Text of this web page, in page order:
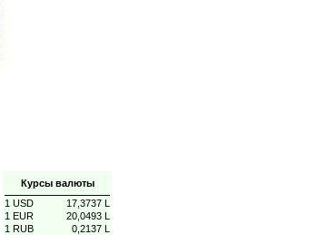
Курсы валюты
1 USD
17,3737 L
1 EUR
20,0493 L
1 RUB
0,2137 L